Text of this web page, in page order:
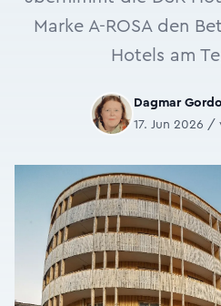
Marke A-ROSA den
Hotels am
Dagmar
17. Jun 2026 /